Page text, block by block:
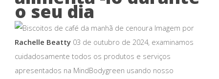
o seu dia
Imagem por
Rachelle Beatty 03 de outubro de 2024, examinamos
cuidadosamente todos os produtos e serviços
apresentados na MindBodygreen usando nosso